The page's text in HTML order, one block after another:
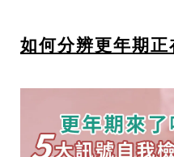
如何分辨更年期正